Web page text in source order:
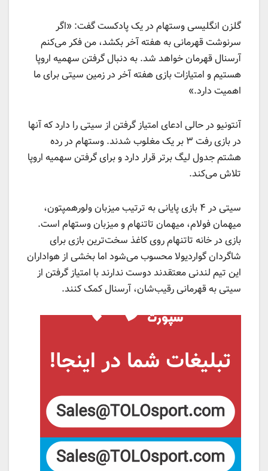
گلزن انگلیسی وستهام در یک پادکست گفت: «اگر
سرنوشت قهرمانی به هفته آخر بکشد، من فکر می‌کنم
آرسنال قهرمان خواهد شد. به دنبال گرفتن سهمیه اروپا
هستیم و امتیازات بازی هفته آخر در زمین سیتی برای ما
اهمیت دارد.»
آنتونیو در حالی ادعای امتیاز گرفتن از سیتی را دارد که آنها
در بازی رفت ۳ بر یک مغلوب شدند. وستهام در رده
هشتم جدول لیگ برتر قرار دارد و برای گرفتن سهمیه اروپا
تلاش می‌کند.
سیتی در ۴ بازی پایانی به ترتیب میزبان ولورهمپتون،
میهمان فولام، میهمان تاتنهام و میزبان وستهام است.
بازی در خانه تاتنهام روی کاغذ سخت‌ترین بازی برای
شاگردان گواردیولا محسوب می‌شود اما بخشی از هواداران
این تیم لندنی معتقدند دوست ندارند با امتیاز گرفتن از
سیتی به قهرمانی رقیب‌شان، آرسنال کمک کنند.